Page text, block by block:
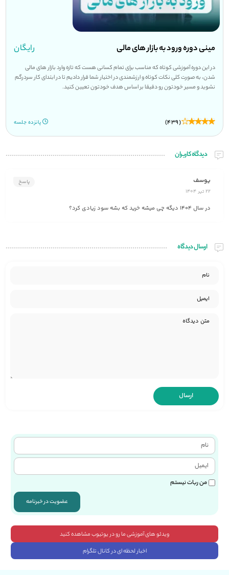
مینی دوره ورود به بازار های مالی رایگان
در این دوره آموزشی کوتاه که مناسب برای تمام کسانی هست که تازه وارد بازار های مالی
شدن، به صورت کلی نکات کوتاه و ارزشمندی در اختیار شما قرار دادیم تا در ابتدای کار سردرگم
نشوید و مسیر خودتون رو دقیقا بر اساس هدف خودتون تعیین کنید.
(439) پانزده جلسه
دیدگاه کاربران
یوسف
22 تیر 1404
پاسخ
در سال 1404 دیگه چی میشه خرید که بشه سود زیادی کرد؟
ارسال دیدگاه
من ربات نیستم
عضویت در خبرنامه
ویدئو های آموزشی ما رو در یوتیوب مشاهده کنید
اخبار لحظه ای در کانال تلگرام